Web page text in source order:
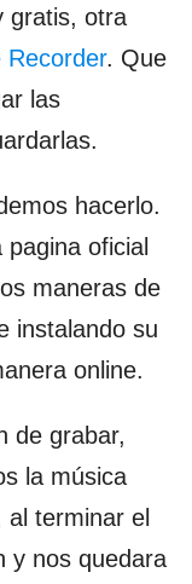
gratis, otra
Recorder. Que
las
hacerlo.
pagina oficial
maneras de
instalando su
online.
de grabar,
la música
al terminar el
y nos quedara